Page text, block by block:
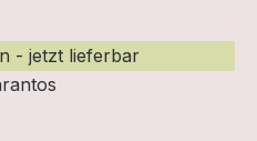
- jetzt lieferbar